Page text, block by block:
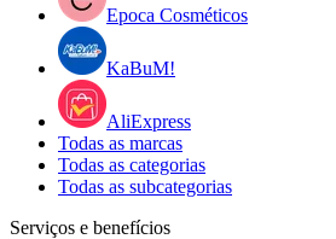
Epoca Cosméticos
KaBuM!
AliExpress
Todas as marcas
Todas as categorias
Todas as subcategorias
Serviços e benefícios